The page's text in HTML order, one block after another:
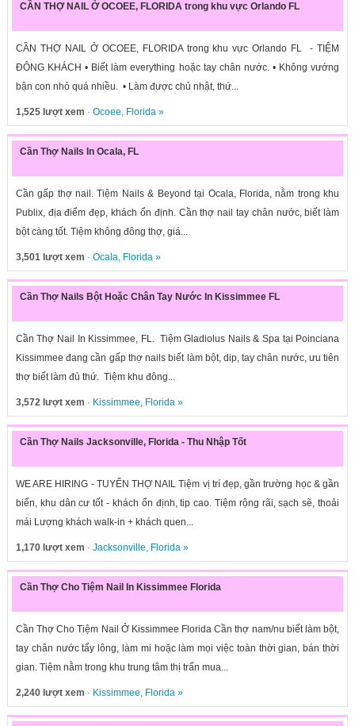
CẦN THỢ NAIL Ở OCOEE, FLORIDA trong khu vực Orlando FL
CẦN THỢ NAIL Ở OCOEE, FLORIDA trong khu vực Orlando FL - TIỆM
ĐÔNG KHÁCH • Biết làm everything hoặc tay chân nước. • Không vướng
bận con nhỏ quá nhiều. • Làm được chủ nhật, thứ...
1,525 lượt xem · Ocoee, Florida»
Cần Thợ Nails In Ocala, FL
Cần gấp thợ nail. Tiệm Nails & Beyond tại Ocala, Florida, nằm trong khu
Publix, địa điểm đẹp, khách ổn định. Cần thợ nail tay chân nước, biết làm
bột càng tốt. Tiệm không đông thợ, giá...
3,501 lượt xem · Ocala, Florida»
Cần Thợ Nails Bột Hoặc Chân Tay Nước In Kissimmee FL
Cần Thợ Nail In Kissimmee, FL. Tiệm Gladiolus Nails & Spa tại Poinciana
Kissimmee đang cần gấp thợ nails biết làm bột, dip, tay chân nước, ưu tiên
thợ biết làm đủ thứ. Tiệm khu đông...
3,572 lượt xem · Kissimmee, Florida»
Cần Thợ Nails Jacksonville, Florida - Thu Nhập Tốt
WE ARE HIRING - TUYỂN THỢ NAIL Tiệm vị trí đẹp, gần trường học & gần
biển, khu dân cư tốt - khách ổn định, tip cao. Tiệm rộng rãi, sạch sẽ, thoải
mái Lượng khách walk-in + khách quen...
1,170 lượt xem · Jacksonville, Florida»
Cần Thợ Cho Tiệm Nail In Kissimmee Florida
Cần Thợ Cho Tiệm Nail Ở Kissimmee Florida Cần thợ nam/nu biết làm bột,
tay chân nước tẩy lông, làm mi hoặc làm mọi việc toàn thời gian, bán thời
gian. Tiệm nằm trong khu trung tâm thị trấn mua...
2,240 lượt xem · Kissimmee, Florida»